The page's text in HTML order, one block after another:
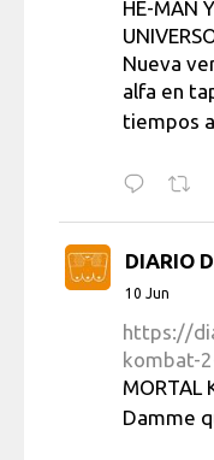
HE-MAN
Nueva
alfa en
tiempos
DIARIO
10 Jun
https://
kombat-
MORTAL
Damme